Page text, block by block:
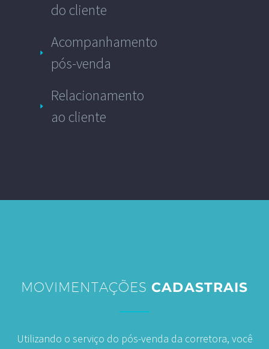
do cliente
Acompanhamento
pós-venda
Relacionamento
ao cliente
MOVIMENTAÇÕES CADASTRAIS
Utilizando o serviço do pós-venda da corretora, você